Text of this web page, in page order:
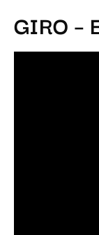
GIRO –